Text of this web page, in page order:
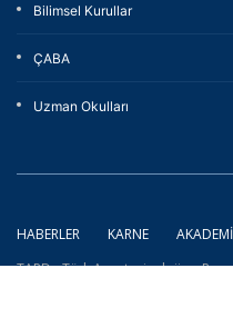
Bilimsel Kurullar
ÇABA
Uzman Okulları
HABERLER KARNE AKADEMI
TARD - Türk Anesteziyoloji ve